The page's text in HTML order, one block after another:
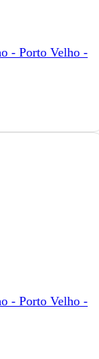
- Porto Velho -
- Porto Velho -